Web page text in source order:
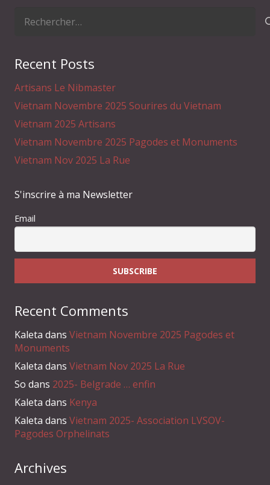
Rechercher :
Recent Posts
Artisans Le Nibmaster
Vietnam Novembre 2025 Sourires du Vietnam
Vietnam 2025 Artisans
Vietnam Novembre 2025 Pagodes et Monuments
Vietnam Nov 2025 La Rue
S'inscrire à ma Newsletter
Email
Recent Comments
Kaleta dans Vietnam Novembre 2025 Pagodes et
Monuments
Kaleta dans Vietnam Nov 2025 La Rue
So dans 2025- Belgrade … enfin
Kaleta dans Kenya
Kaleta dans Vietnam 2025- Association LVSOV-
Pagodes Orphelinats
Archives